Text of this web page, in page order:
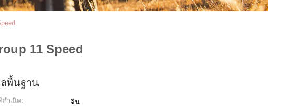
11 Speed
พื้นฐาน
ำเนิด: จีน